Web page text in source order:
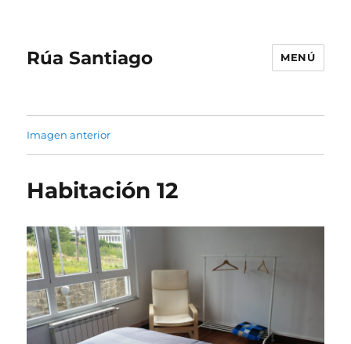
Rúa Santiago MENÚ
Imagen anterior
Habitación 12